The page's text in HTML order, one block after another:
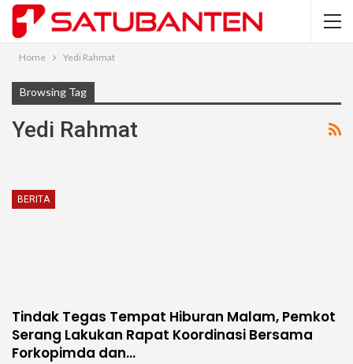
Home Yedi Rahmat
Browsing Tag
Yedi Rahmat
BERITA
Tindak Tegas Tempat Hiburan Malam, Pemkot
Serang Lakukan Rapat Koordinasi Bersama
Forkopimda dan…